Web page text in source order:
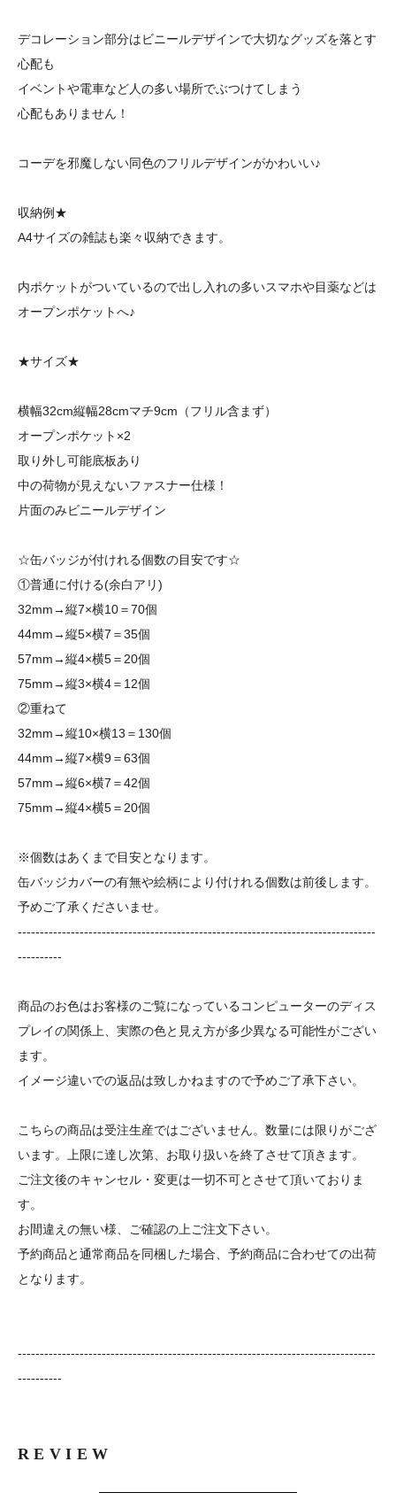
デコレーション部分はビニールデザインで大切なグッズを落とす
心配も
イベントや電車など人の多い場所でぶつけてしまう
心配もありません！
コーデを邪魔しない同色のフリルデザインがかわいい♪
収納例★
A4サイズの雑誌も楽々収納できます。
内ポケットがついているので出し入れの多いスマホや目薬などは
オープンポケットへ♪
★サイズ★
横幅32cm縦幅28cmマチ9cm（フリル含まず）
オープンポケット×2
取り外し可能底板あり
中の荷物が見えないファスナー仕様！
片面のみビニールデザイン
☆缶バッジが付けれる個数の目安です☆
①普通に付ける(余白アリ)
32mm→縦7×横10＝70個
44mm→縦5×横7＝35個
57mm→縦4×横5＝20個
75mm→縦3×横4＝12個
②重ねて
32mm→縦10×横13＝130個
44mm→縦7×横9＝63個
57mm→縦6×横7＝42個
75mm→縦4×横5＝20個
※個数はあくまで目安となります。
缶バッジカバーの有無や絵柄により付けれる個数は前後します。
予めご了承くださいませ。
---------------------------------------------------------------------------------
----------
商品のお色はお客様のご覧になっているコンピューターのディス
プレイの関係上、実際の色と見え方が多少異なる可能性がござい
ます。
イメージ違いでの返品は致しかねますので予めご了承下さい。
こちらの商品は受注生産ではございません。数量には限りがござ
います。上限に達し次第、お取り扱いを終了させて頂きます。
ご注文後のキャンセル・変更は一切不可とさせて頂いておりま
す。
お間違えの無い様、ご確認の上ご注文下さい。
予約商品と通常商品を同梱した場合、予約商品に合わせての出荷
となります。
---------------------------------------------------------------------------------
----------
REVIEW